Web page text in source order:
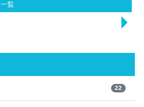
一覧
22